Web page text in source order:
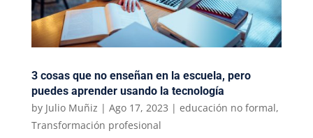
3 cosas que no enseñan en la escuela, pero
puedes aprender usando la tecnología
by Julio Muñiz | Ago 17, 2023 | educación no formal,
Transformación profesional